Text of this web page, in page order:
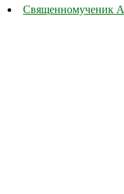
Священномученик